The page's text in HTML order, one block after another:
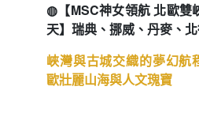
◍【MSC神女領航 北歐雙
天】瑞典、挪威、丹麥、
峽灣與古城交織的夢幻航
歐壯麗山海與人文瑰寶